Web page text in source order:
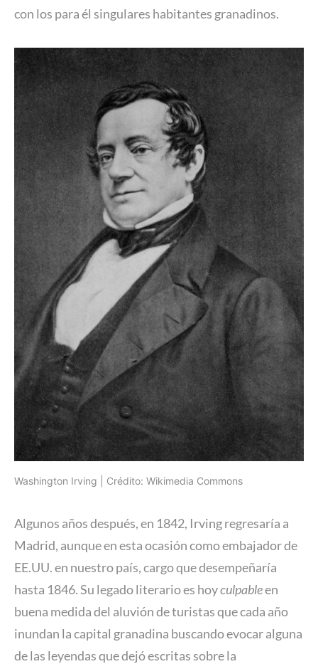
con los para él singulares habitantes granadinos.
Washington Irving | Crédito: Wikimedia Commons
Algunos años después, en 1842, Irving regresaría a
Madrid, aunque en esta ocasión como embajador de
EE.UU. en nuestro país, cargo que desempeñaría
hasta 1846. Su legado literario es hoyculpableen
buena medida del aluvión de turistas que cada año
inundan la capital granadina buscando evocar alguna
de las leyendas que dejó escritas sobre la